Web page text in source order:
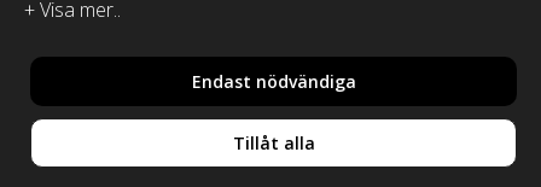
Wasa Ecotextil AB.
Sphinxly,Powered by Easyweb
Endast nödvändiga
Tillåt alla